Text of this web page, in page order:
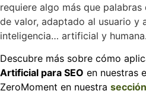
requiere algo más que
de valor, adaptado al usuario y
inteligencia… artificial y humana.
Descubre más sobre cómo
Artificial para SEO en nuestras
ZeroMoment en nuestra